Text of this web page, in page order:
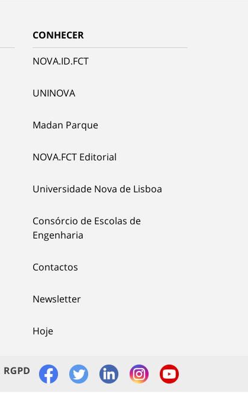
CONHECER
NOVA.ID.FCT
UNINOVA
Madan Parque
NOVA.FCT Editorial
Universidade Nova de Lisboa
Consórcio de Escolas de
Engenharia
Contactos
Newsletter
Hoje
RGPD